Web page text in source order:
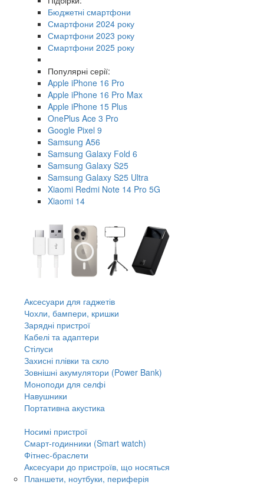
Бюджетні смартфони
Смартфони 2024 року
Смартфони 2023 року
Смартфони 2025 року
Популярні серії:
Apple iPhone 16 Pro
Apple iPhone 16 Pro Max
Apple iPhone 15 Plus
OnePlus Ace 3 Pro
Google Pixel 9
Samsung A56
Samsung Galaxy Fold 6
Samsung Galaxy S25
Samsung Galaxy S25 Ultra
Xiaomi Redmi Note 14 Pro 5G
Xiaomi 14
Аксесуари для гаджетів
Чохли, бампери, кришки
Зарядні пристрої
Кабелі та адаптери
Стілуси
Захисні плівки та скло
Зовнішні акумулятори (Power Bank)
Моноподи для селфі
Навушники
Портативна акустика
Носимі пристрої
Смарт-годинники (Smart watch)
Фітнес-браслети
Аксесуари до пристроїв, що носяться
Планшети, ноутбуки, периферія